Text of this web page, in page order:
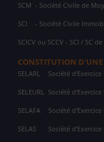
SCM - Société Civile de
SCI - Société Civile
SCICV ou SCCV - SCI / SC
CONSTITUTION D'UNE
SELARL Société
SELEURL Société
SELAFA Société
SELAS Société